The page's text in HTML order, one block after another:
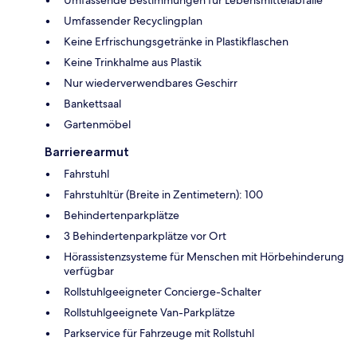
Umfassender Recyclingplan
Keine Erfrischungsgetränke in Plastikflaschen
Keine Trinkhalme aus Plastik
Nur wiederverwendbares Geschirr
Bankettsaal
Gartenmöbel
Barrierearmut
Fahrstuhl
Fahrstuhltür (Breite in Zentimetern): 100
Behindertenparkplätze
3 Behindertenparkplätze vor Ort
Hörassistenzsysteme für Menschen mit Hörbehinderung
verfügbar
Rollstuhlgeeigneter Concierge-Schalter
Rollstuhlgeeignete Van-Parkplätze
Parkservice für Fahrzeuge mit Rollstuhl